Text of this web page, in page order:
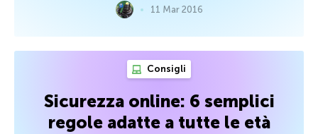
11 Mar 2016
Consigli
Sicurezza online: 6 semplici
regole adatte a tutte le età